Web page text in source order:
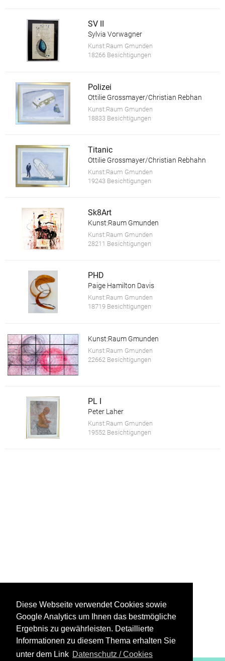
Diese Webseite verwendet Cookies sowie
Google Analytics um Ihnen das bestmögliche
Ergebnis zu gewährleisten. Detaillierte
Informationen zu diesem Thema erhalten Sie
unter dem Link Datenschutz / Cookies
SV II
Sylvia Vorwagner
Kunst:Raum Gmunden
18266 Besichtigungen
Polizei
Ottilie Grossmayer/Christian Rebhan
Kunst:Raum Gmunden
18833 Besichtigungen
Titanic
Ottilie Grossmayer/Christian Rebhahn
Kunst:Raum Gmunden
19243 Besichtigungen
Sk8Art
Kunst:Raum Gmunden
Kunst:Raum Gmunden
28211 Besichtigungen
PHD
Paige Hamilton Davis
Kunst:Raum Gmunden
18719 Besichtigungen
Kunst:Raum Gmunden
Kunst:Raum Gmunden
22662 Besichtigungen
PL I
Peter Laher
Kunst:Raum Gmunden
19552 Besichtigungen